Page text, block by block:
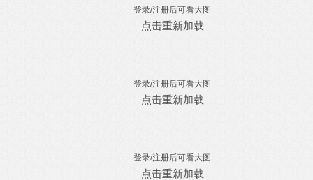
登录/注册后可看大图
点击重新加载
登录/注册后可看大图
点击重新加载
登录/注册后可看大图
点击重新加载